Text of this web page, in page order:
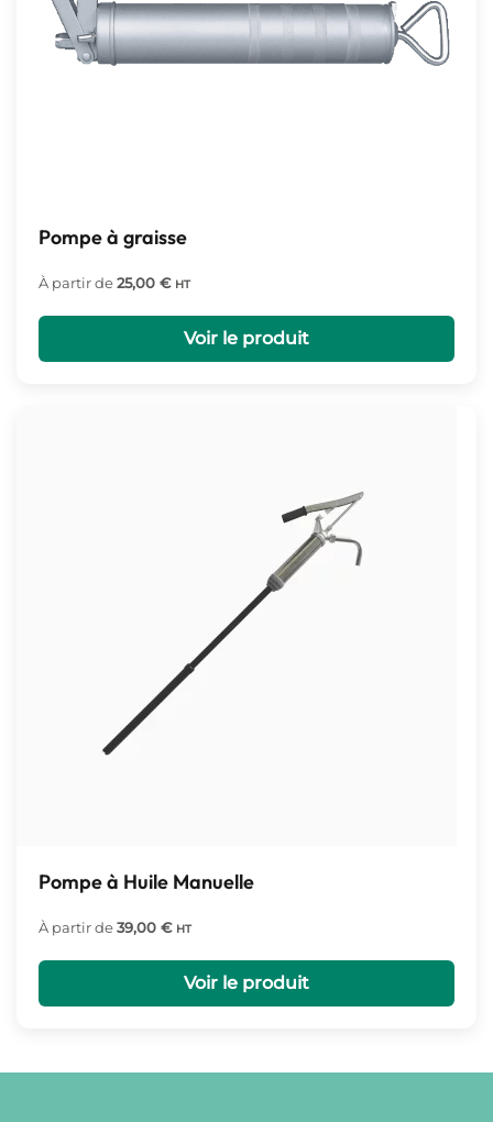
Pompe à graisse
À partir de25,00 € HT
Voir le produit
Pompe à Huile Manuelle
À partir de39,00 € HT
Voir le produit